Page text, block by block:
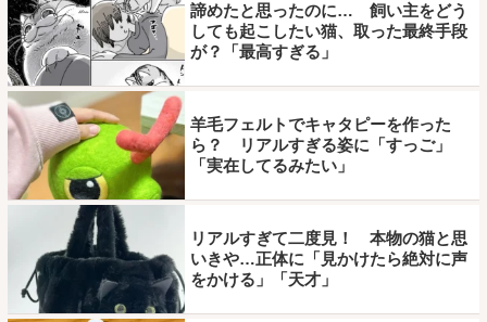
諦めたと思ったのに… 飼い主をどう
しても起こしたい猫、取った最終手段
が？「最高すぎる」
羊毛フェルトでキャタピーを作った
ら？ リアルすぎる姿に「すっご」
「実在してるみたい」
リアルすぎて二度見！ 本物の猫と思
いきや…正体に「見かけたら絶対に声
をかける」「天才」